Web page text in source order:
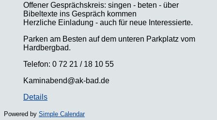
Offener Gesprächskreis: singen - beten - über
Bibeltexte ins Gespräch kommen
Herzliche Einladung - auch für neue Interessierte.
Parken am Besten auf dem unteren Parkplatz vom
Hardbergbad.
Telefon: 0 72 21 / 18 10 55
Kaminabend@ak-bad.de
Details
Powered by Simple Calendar